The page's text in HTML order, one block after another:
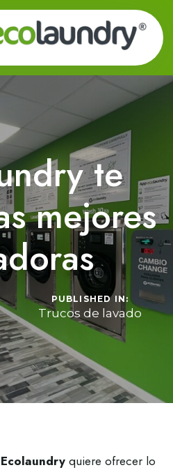
te
mejores
PUBLISHED IN:
Trucos de lavado
Ecolaundry quiere ofrecer lo